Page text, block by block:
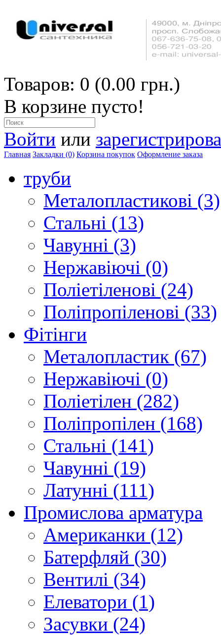
Товаров: 0 (0.00 грн.)
В корзине пусто!
Войти или
Главная Закладки (0) Корзина покупок Оформление заказа
труби
Металопластикові (3)
Стальні (13)
Чавунні (3)
Нержавіючі (0)
Поліетіленові (24)
Поліпропіленові (33)
Фітінги
Металопластик (67)
Нержавіючі (0)
Поліетілен (282)
Поліпропілен (168)
Стальні (141)
Чавунні (19)
Латунні (111)
Промислова арматура
Американки (12)
Батерфляй (30)
Вентилі (34)
Елеватори (1)
Засувки (24)